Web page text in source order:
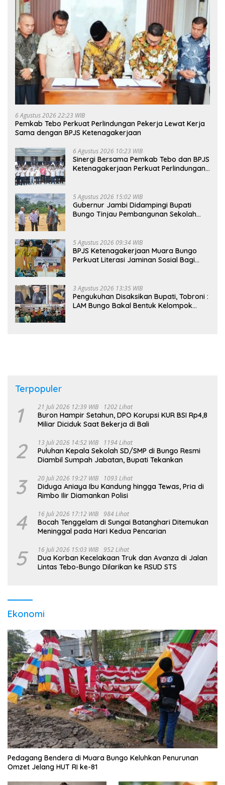
6 Agustus 2026 22:23 WIB
Pemkab Tebo Perkuat Perlindungan Pekerja Lewat Kerja
Sama dengan BPJS Ketenagakerjaan
6 Agustus 2026 10:23 WIB
Sinergi Bersama Pemkab Tebo dan BPJS
Ketenagakerjaan Perkuat Perlindungan
5 Agustus 2026 15:02 WIB
Gubernur Jambi Didampingi Bupati
Bungo Tinjau Pembangunan Sekolah
5 Agustus 2026 09:34 WIB
BPJS Ketenagakerjaan Muara Bungo
Perkuat Literasi Jaminan Sosial Bagi
3 Agustus 2026 13:35 WIB
Pengukuhan Disaksikan Bupati, Tobroni :
LAM Bungo Bakal Bentuk Kelompok
Terpopuler
1 21 Juli 2026 12:39 WIB 1202 Lihat
Buron Hampir Setahun, DPO Korupsi KUR BSI Rp4,8
Miliar Diciduk Saat Bekerja di Bali
2 13 Juli 2026 14:52 WIB 1194 Lihat
Puluhan Kepala Sekolah SD/SMP di Bungo Resmi
Diambil Sumpah Jabatan, Bupati Tekankan
3 20 Juli 2026 19:27 WIB 1093 Lihat
Diduga Aniaya Ibu Kandung hingga Tewas, Pria di
Rimbo Ilir Diamankan Polisi
4 16 Juli 2026 17:12 WIB 984 Lihat
Bocah Tenggelam di Sungai Batanghari Ditemukan
Meninggal pada Hari Kedua Pencarian
5 16 Juli 2026 15:03 WIB 952 Lihat
Dua Korban Kecelakaan Truk dan Avanza di Jalan
Lintas Tebo-Bungo Dilarikan ke RSUD STS
Ekonomi
Pedagang Bendera di Muara Bungo Keluhkan Penurunan
Omzet Jelang HUT RI ke-81